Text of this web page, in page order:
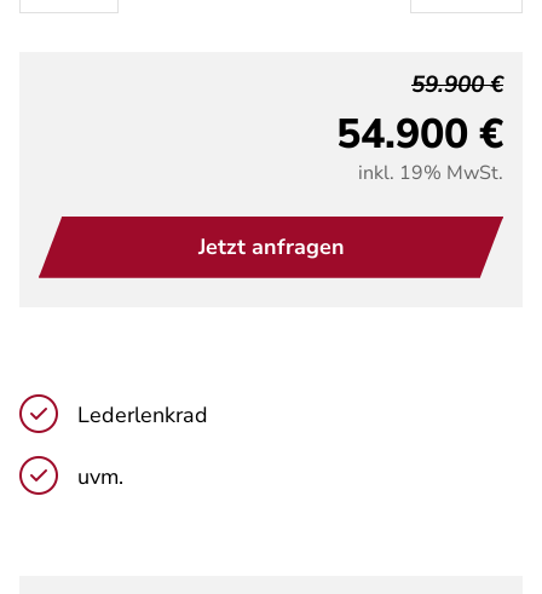
54.900 €
59.900 €
inkl. 19% MwSt.
Jetzt anfragen
Lederlenkrad
uvm.